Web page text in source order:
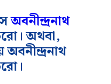
অবনীন্দ্রনাথ
অথবা,
অবনীন্দ্রনাথ